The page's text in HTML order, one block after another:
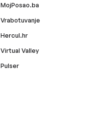
MojPosao.ba
Vrabotuvanje
Hercul.hr
Virtual Valley
Pulser